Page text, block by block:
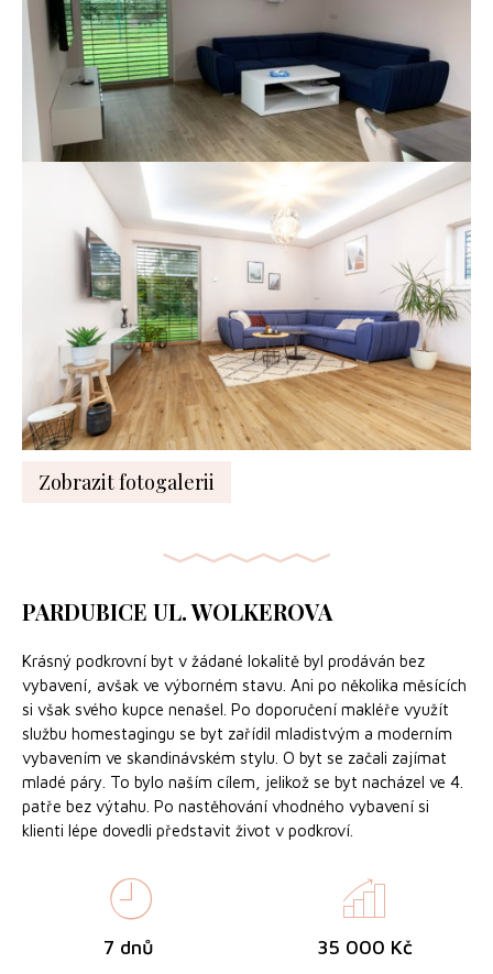
Zobrazit fotogalerii
PARDUBICE UL. WOLKEROVA
Krásný podkrovní byt v žádané lokalitě byl prodáván bez
vybavení, avšak ve výborném stavu. Ani po několika měsících
si však svého kupce nenašel. Po doporučení makléře využít
službu homestagingu se byt zařídil mladistvým a moderním
vybavením ve skandinávském stylu. O byt se začali zajímat
mladé páry. To bylo naším cílem, jelikož se byt nacházel ve 4.
patře bez výtahu. Po nastěhování vhodného vybavení si
klienti lépe dovedli představit život v podkroví.
7 dnů 35 000 Kč